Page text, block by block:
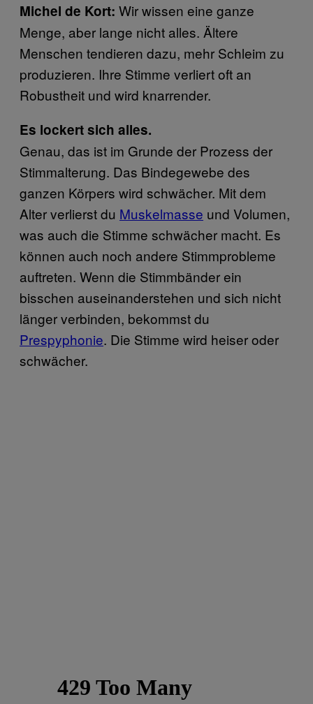
Michel de Kort: Wir wissen eine ganze
Menge, aber lange nicht alles. Ältere
Menschen tendieren dazu, mehr Schleim zu
produzieren. Ihre Stimme verliert oft an
Robustheit und wird knarrender.
Es lockert sich alles.
Genau, das ist im Grunde der Prozess der
Stimmalterung. Das Bindegewebe des
ganzen Körpers wird schwächer. Mit dem
Alter verlierst du Muskelmasse und Volumen,
was auch die Stimme schwächer macht. Es
können auch noch andere Stimmprobleme
auftreten. Wenn die Stimmbänder ein
bisschen auseinanderstehen und sich nicht
länger verbinden, bekommst du
Prespyphonie. Die Stimme wird heiser oder
schwächer.